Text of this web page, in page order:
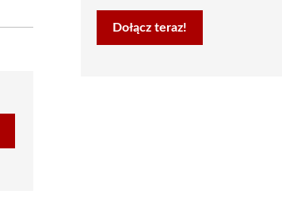
Dołącz teraz!